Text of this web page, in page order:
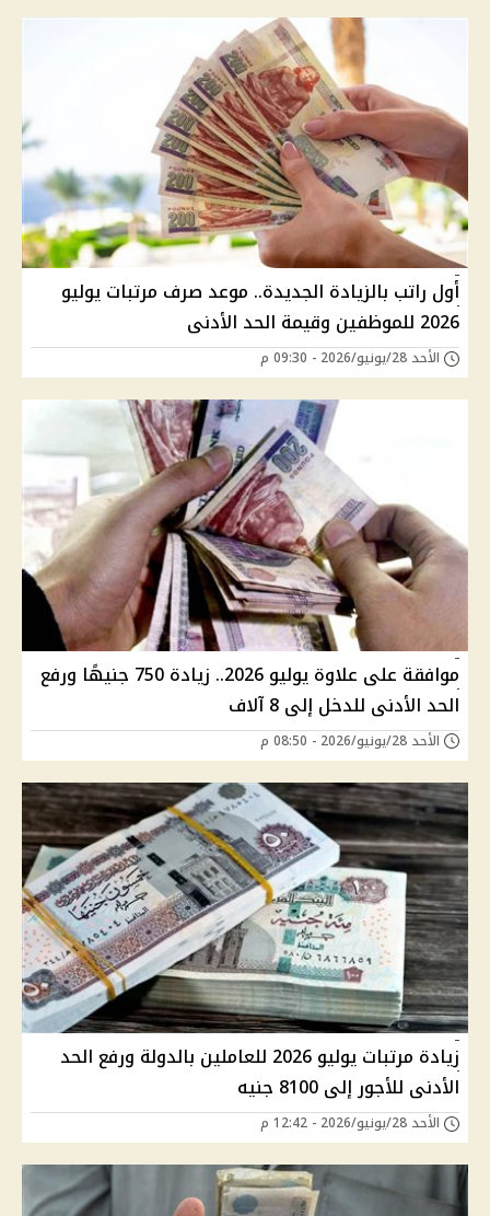
أول راتب بالزيادة الجديدة.. موعد صرف مرتبات يوليو
2026 للموظفين وقيمة الحد الأدنى
الأحد 28/يونيو/2026 - 09:30 م
موافقة على علاوة يوليو 2026.. زيادة 750 جنيهًا ورفع
الحد الأدنى للدخل إلى 8 آلاف
الأحد 28/يونيو/2026 - 08:50 م
زيادة مرتبات يوليو 2026 للعاملين بالدولة ورفع الحد
الأدنى للأجور إلى 8100 جنيه
الأحد 28/يونيو/2026 - 12:42 م